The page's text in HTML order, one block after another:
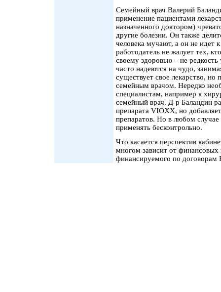
Семейный врач Валерий
применение пациентами
назначенного доктором)
другие болезни. Он также
человека мучают, а он не идет
работодатель не жалует тех,
своему здоровью – не
часто надеются на чудо,
существует свое лекарство,
семейным врачом. Нередко
специалистам, например к
семейный врач. Д-р Баландин
препарата VIOXX, но
препаратов. Но в любом случае
применять бесконтрольно.
Что касается перспектив
многом зависит от финансовых
финансируемого по договорам